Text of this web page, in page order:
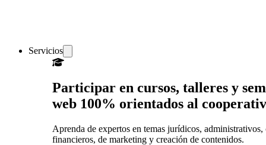
Servicios
Participar en cursos, talleres y
web 100% orientados al
Aprenda de expertos en temas jurídicos, administrativos,
financieros, de marketing y creación de contenidos.